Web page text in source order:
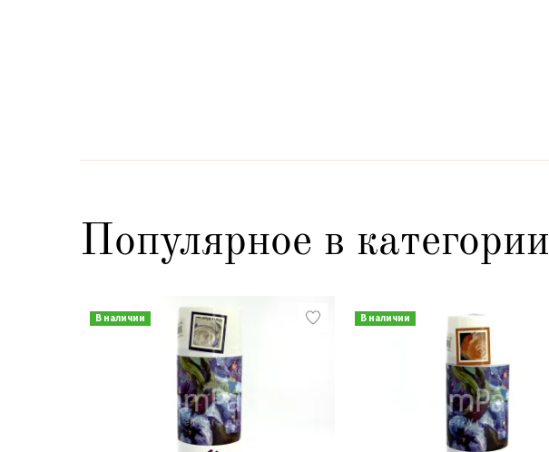
Популярное в категории
В наличии В наличии